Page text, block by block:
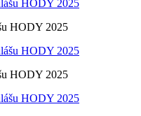
HODY 2025
HODY 2025